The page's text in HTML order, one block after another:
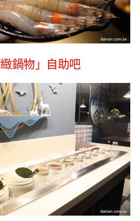
緻鍋物」自助吧